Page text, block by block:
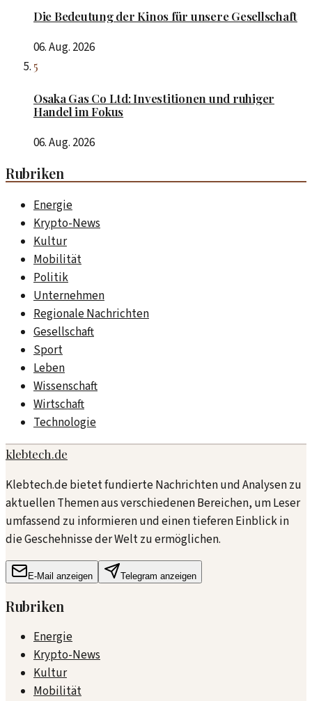
Die Bedeutung der Kinos für unsere Gesellschaft
06. Aug. 2026
5
Osaka Gas Co Ltd: Investitionen und ruhiger
Handel im Fokus
06. Aug. 2026
Rubriken
Energie
Krypto-News
Kultur
Mobilität
Politik
Unternehmen
Regionale Nachrichten
Gesellschaft
Sport
Leben
Wissenschaft
Wirtschaft
Technologie
klebtech.de
Klebtech.de bietet fundierte Nachrichten und Analysen zu
aktuellen Themen aus verschiedenen Bereichen, um Leser
umfassend zu informieren und einen tieferen Einblick in
die Geschehnisse der Welt zu ermöglichen.
E-Mail anzeigen Telegram anzeigen
Rubriken
Energie
Krypto-News
Kultur
Mobilität